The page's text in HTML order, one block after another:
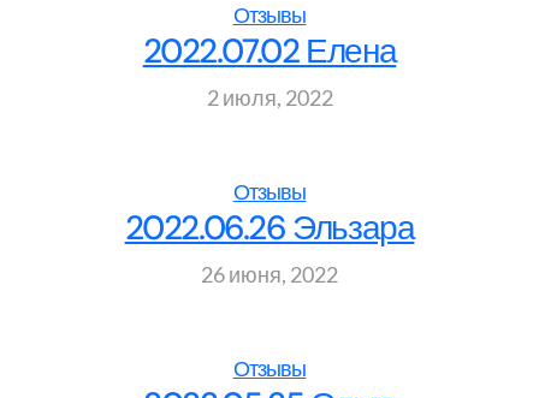
Отзывы
2022.07.02 Елена
2 июля, 2022
Отзывы
2022.06.26 Эльзара
26 июня, 2022
Отзывы